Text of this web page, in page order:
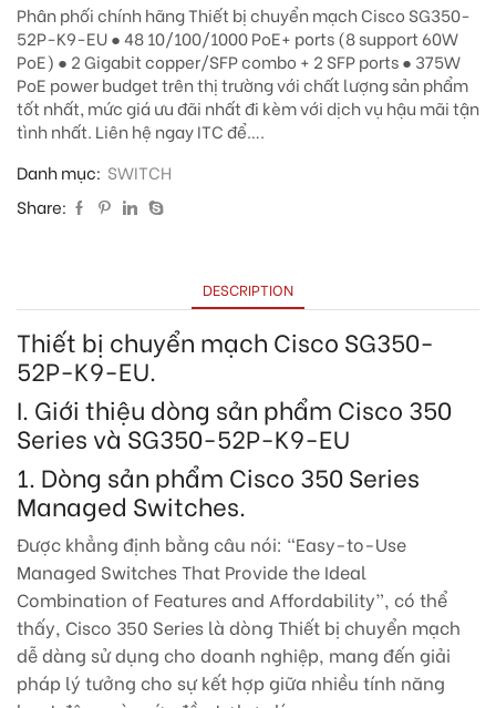
Phân phối chính hãng Thiết bị chuyển mạch Cisco SG350-
52P-K9-EU ● 48 10/100/1000 PoE+ ports (8 support 60W
PoE) ● 2 Gigabit copper/SFP combo + 2 SFP ports ● 375W
PoE power budget trên thị trường với chất lượng sản phẩm
tốt nhất, mức giá ưu đãi nhất đi kèm với dịch vụ hậu mãi tận
tình nhất. Liên hệ ngay ITC để….
Danh mục: SWITCH
Share:
DESCRIPTION
Thiết bị chuyển mạch Cisco SG350-
52P-K9-EU.
I. Giới thiệu dòng sản phẩm Cisco 350
Series và SG350-52P-K9-EU
1. Dòng sản phẩm Cisco 350 Series
Managed Switches.
Được khẳng định bằng câu nói: “Easy-to-Use
Managed Switches That Provide the Ideal
Combination of Features and Affordability”, có thể
thấy, Cisco 350 Series là dòng Thiết bị chuyển mạch
dễ dàng sử dụng cho doanh nghiệp, mang đến giải
pháp lý tưởng cho sự kết hợp giữa nhiều tính năng